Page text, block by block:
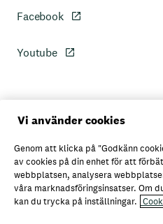
Facebook
Youtube
Personuppgiftspolicy
Axfoods integritetspolicy
Vi använder cookies
Genom att klicka på "Godkänn
av cookies på din enhet för att
webbplatsen, analysera
våra marknadsföringsinsatser. Om
kan du trycka på inställningar.